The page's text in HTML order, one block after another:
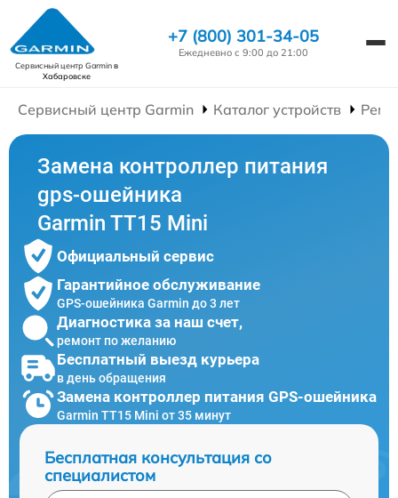
Сервисный центр Garminв
Хабаровске
+7 (800) 301-34-05
Ежедневно с 9:00 до 21:00
Сервисный центр Garmin Каталог устройств
Замена контроллер питания
gps-ошейника
Garmin TT15 Mini
Официальный сервис
Гарантийное обслуживание
GPS-ошейника Garmin до 3 лет
Диагностика за наш счет,
ремонт по желанию
Бесплатный выезд курьера
в день обращения
Замена контроллер питания GPS-ошейника
Garmin TT15 Mini от 35 минут
Бесплатная консультация со
специалистом